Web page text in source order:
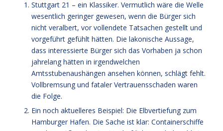
Stuttgart 21 – ein Klassiker. Vermutlich wäre die Welle
wesentlich geringer gewesen, wenn die Bürger sich
nicht veralbert, vor vollendete Tatsachen gestellt und
vorgeführt gefühlt hätten. Die lakonische Aussage,
dass interessierte Bürger sich das Vorhaben ja schon
jahrelang hätten in irgendwelchen
Amtsstubenaushängen ansehen können, schlägt fehlt.
Vollbremsung und fataler Vertrauensschaden waren
die Folge.
Ein noch aktuelleres Beispiel: Die Elbvertiefung zum
Hamburger Hafen. Die Sache ist klar: Containerschiffe